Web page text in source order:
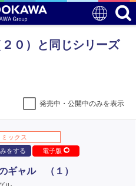
０）と同じシリーズ
発売中・公開中のみを表示
ミックス
をする
電子版
ギャル （１）